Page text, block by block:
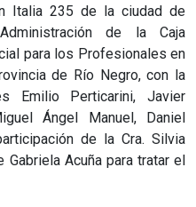
Italia 235 de la ciudad de
de la Caja
para los Profesionales en
de Río Negro, con la
Emilio Perticarini, Javier
Ángel Manuel, Daniel
de la Cra. Silvia
Acuña para tratar el